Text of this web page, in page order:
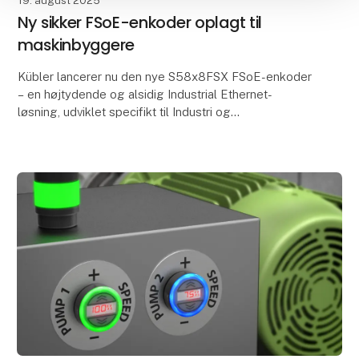
Ny sikker FSoE-enkoder oplagt til
maskinbyggere
Kübler lancerer nu den nye S58x8FSX FSoE-enkoder
– en højtydende og alsidig Industrial Ethernet-
løsning, udviklet specifikt til Industri og